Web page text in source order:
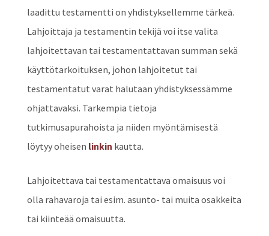
laadittu testamentti on yhdistyksellemme tärkeä.
Lahjoittaja ja testamentin tekijä voi itse valita
lahjoitettavan tai testamentattavan summan sekä
käyttötarkoituksen, johon lahjoitetut tai
testamentatut varat halutaan yhdistyksessämme
ohjattavaksi. Tarkempia tietoja
tutkimusapurahoista ja niiden myöntämisestä
löytyy oheisen linkin kautta.
Lahjoitettava tai testamentattava omaisuus voi
olla rahavaroja tai esim. asunto- tai muita osakkeita
tai kiinteää omaisuutta.